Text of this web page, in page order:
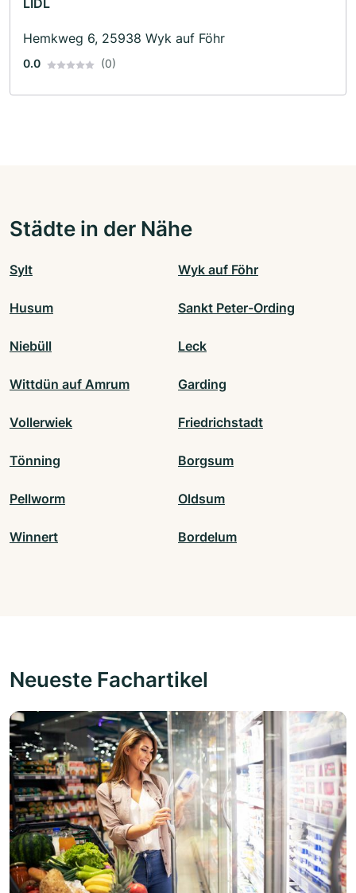
LIDL
Hemkweg 6, 25938 Wyk auf Föhr
0.0 (0)
Städte in der Nähe
Sylt Wyk auf Föhr
Husum Sankt Peter-Ording
Niebüll Leck
Wittdün auf Amrum Garding
Vollerwiek Friedrichstadt
Tönning Borgsum
Pellworm Oldsum
Winnert Bordelum
Neueste Fachartikel